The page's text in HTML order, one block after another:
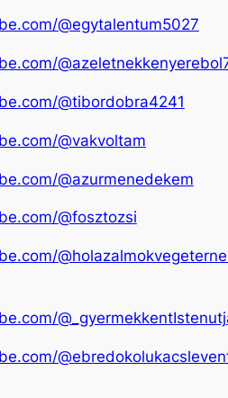
@egytalentum5027
@tibordobra4241
@vakvoltam
@azurmenedekem
@fosztozsi